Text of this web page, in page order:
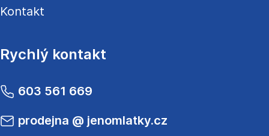
Kontakt
Rychlý kontakt
603 561 669
prodejna @ jenomlatky.cz